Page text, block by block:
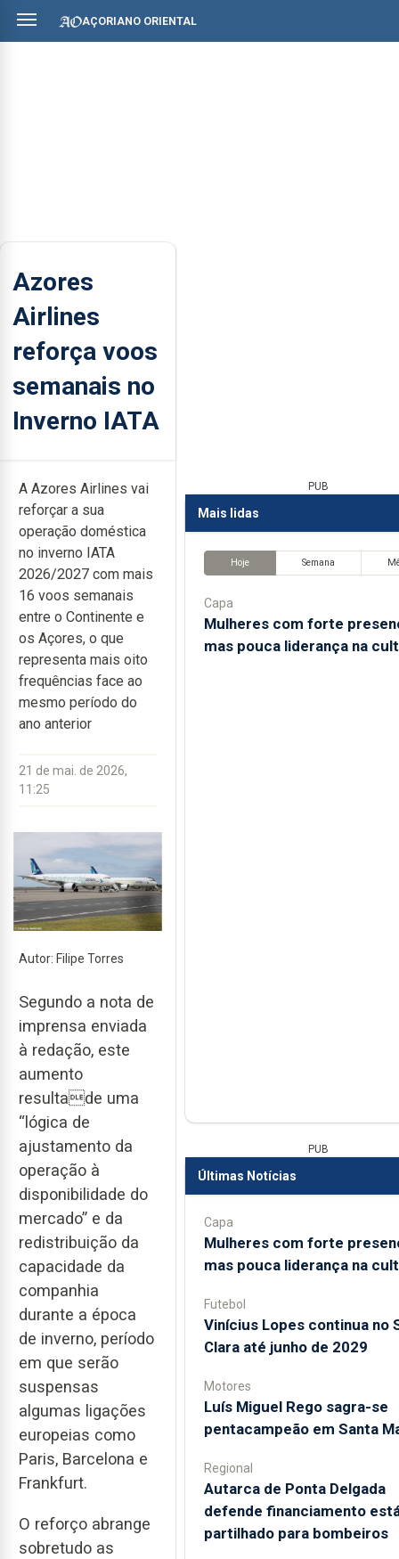
AÇORIANO ORIENTAL
Azores
Airlines
reforça voos
semanais no
Inverno IATA
A Azores Airlines vai
reforçar a sua
operação doméstica
no inverno IATA
2026/2027 com mais
16 voos semanais
entre o Continente e
os Açores, o que
representa mais oito
frequências face ao
mesmo período do
ano anterior
21 de mai. de 2026,
11:25
Autor: Filipe Torres
Segundo a nota de
imprensa enviada
à redação, este
aumento
resultade uma
“lógica de
ajustamento da
operação à
disponibilidade do
mercado” e da
redistribuição da
capacidade da
companhia
durante a época
de inverno, período
em que serão
suspensas
algumas ligações
europeias como
Paris, Barcelona e
Frankfurt.
O reforço abrange
sobretudo as
PUB
Mais lidas
Hoje Semana
Capa
Mulheres com forte
mas pouca liderança na
PUB
Últimas Notícias
Capa
Mulheres com forte
mas pouca liderança na
Futebol
Vinícius Lopes continua no
Clara até junho de 2029
Motores
Luís Miguel Rego sagra-se
pentacampeão em Santa
Regional
Autarca de Ponta Delgada
defende financiamento
partilhado para bombeiros